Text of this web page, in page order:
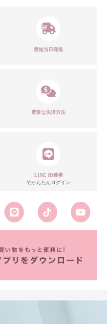
最短当日発送
豊富な決済方法
LINE ID連携
でかんたんログイン